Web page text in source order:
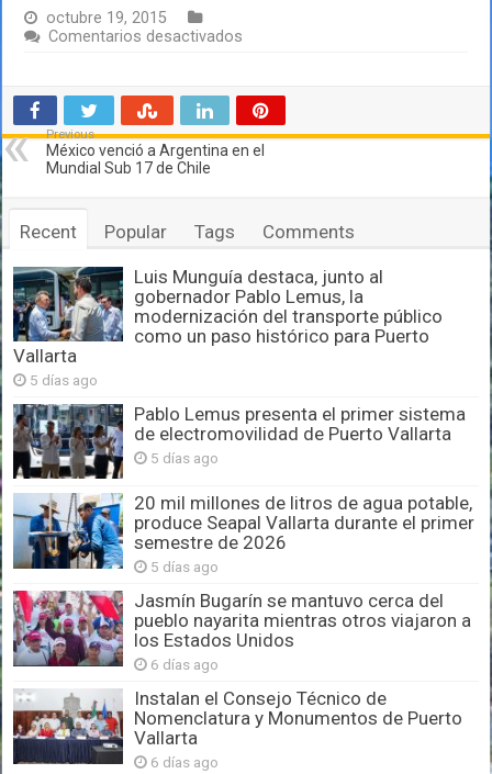
octubre 19, 2015
Comentarios desactivados
Previous
México venció a Argentina en el
Mundial Sub 17 de Chile
Recent Popular Tags Comments
Luis Munguía destaca, junto al
gobernador Pablo Lemus, la
modernización del transporte público
como un paso histórico para Puerto
Vallarta
5 días ago
Pablo Lemus presenta el primer sistema
de electromovilidad de Puerto Vallarta
5 días ago
20 mil millones de litros de agua potable,
produce Seapal Vallarta durante el primer
semestre de 2026
5 días ago
Jasmín Bugarín se mantuvo cerca del
pueblo nayarita mientras otros viajaron a
los Estados Unidos
6 días ago
Instalan el Consejo Técnico de
Nomenclatura y Monumentos de Puerto
Vallarta
6 días ago